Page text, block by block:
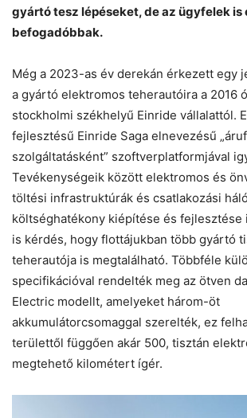
gyártó tesz lépéseket, de az ügyfelek is
befogadóbbak.
Még a 2023-as év derekán érkezett egy
a gyártó elektromos teherautóira a 2016
stockholmi székhelyű Einride vállalattól.
fejlesztésű Einride Saga elnevezésű
szolgáltatásként” szoftverplatformjával
Tevékenységeik között elektromos és
töltési infrastruktúrák és csatlakozási
költséghatékony kiépítése és fejlesztése
is kérdés, hogy flottájukban több gyártó
teherautója is megtalálható. Többféle
specifikációval rendelték meg az ötven
Electric modellt, amelyeket három-öt
akkumulátorcsomaggal szerelték, ez
területtől függően akár 500, tisztán
megtehető kilométert ígér.